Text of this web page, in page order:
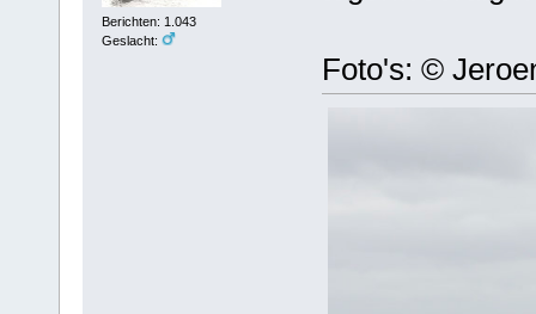
Berichten: 1.043
Geslacht:
Foto's: ©